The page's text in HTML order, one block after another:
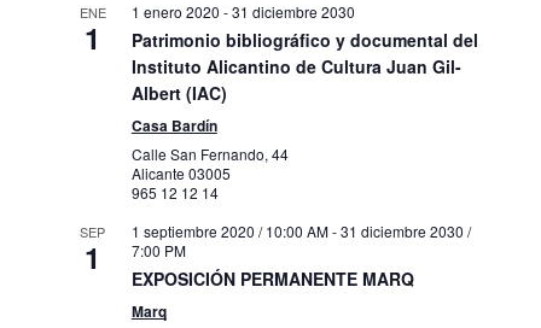
ENE
1
1 enero 2020 -31 diciembre 2030
Patrimonio bibliográfico y documental del
Instituto Alicantino de Cultura Juan Gil-
Albert (IAC)
Casa Bardín
Calle San Fernando, 44
Alicante 03005
965 12 12 14
SEP
1
1 septiembre 2020 / 10:00 AM-31 diciembre 2030 /
7:00 PM
EXPOSICIÓN PERMANENTE MARQ
Marq